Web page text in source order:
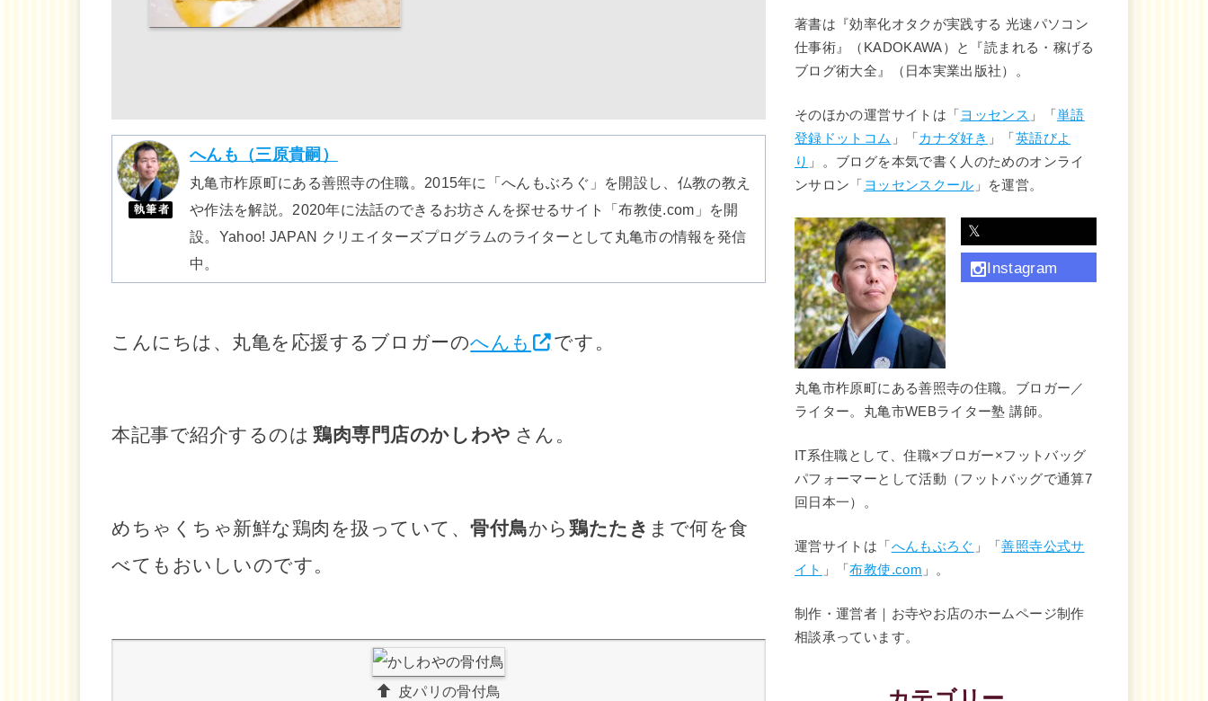
執筆者
へんも（三原貴嗣）
丸亀市柞原町にある善照寺の住職。2015年に「へんもぶろぐ」を開設し、仏教の教え
や作法を解説。2020年に法話のできるお坊さんを探せるサイト「布教使.com」を開
設。Yahoo! JAPAN クリエイターズプログラムのライターとして丸亀市の情報を発信
中。
こんにちは、丸亀を応援するブロガーのへんも です。
本記事で紹介するのは 鶏肉専門店のかしわや さん。
めちゃくちゃ新鮮な鶏肉を扱っていて、骨付鳥から 鶏たたき まで何を食
べてもおいしいのです。
皮パリの骨付鳥
著書は『効率化オタクが実践する 光速パソコン
仕事術』（KADOKAWA）と『読まれる・稼げる
ブログ術大全』（日本実業出版社）。
そのほかの運営サイトは「 ヨッセンス 」「 単語
登録ドットコム 」「 カナダ好き 」「 英語びよ
り 」。ブログを本気で書く人のためのオンライ
ンサロン「 ヨッセンスクール 」を運営。
𝕏
Instagram
丸亀市柞原町にある善照寺の住職。ブロガー／
ライター。丸亀市WEBライター塾 講師。
IT系住職として、住職×ブロガー×フットバッグ
パフォーマーとして活動（フットバッグで通算7
回日本一）。
運営サイトは「 へんもぶろぐ 」「善照寺公式サ
イト 」「布教使.com 」。
制作・運営者｜お寺やお店のホームページ制作
相談承っています。